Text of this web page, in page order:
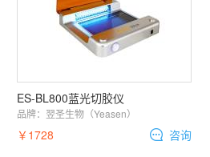
ES-BL800蓝光切胶仪
品牌： 翌圣生物（Yeasen）
￥1728 咨询